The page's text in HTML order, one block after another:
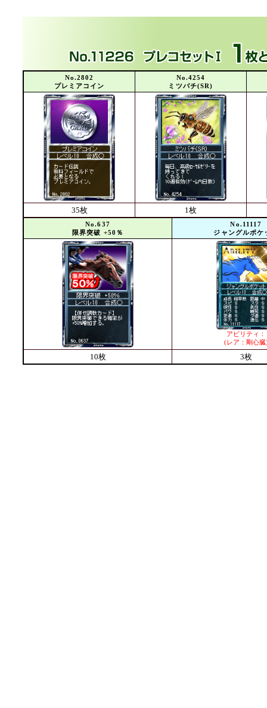
No.2802
プレミアコイン
No.4254
ミツバチ(SR)
35枚 1枚
No.637
限界突破 +50％
No.11117
ジャングルポケ
アビリティ：
(レア：剛心臓
10枚 3枚